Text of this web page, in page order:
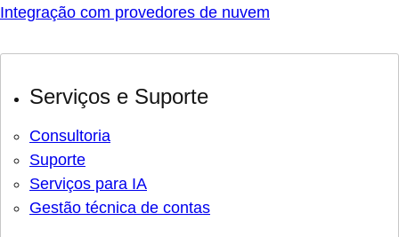
Integração com provedores de nuvem
Serviços e Suporte
Consultoria
Suporte
Serviços para IA
Gestão técnica de contas